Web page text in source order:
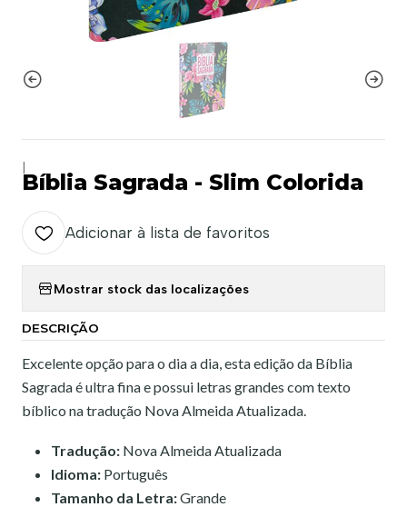
Bíblia Sagrada - Slim Colorida
Adicionar à lista de favoritos
Mostrar stock das localizações
DESCRIÇÃO
Excelente opção para o dia a dia, esta edição da Bíblia
Sagrada é ultra fina e possui letras grandes com texto
bíblico na tradução Nova Almeida Atualizada.
Tradução: Nova Almeida Atualizada
Idioma: Português
Tamanho da Letra:Grande